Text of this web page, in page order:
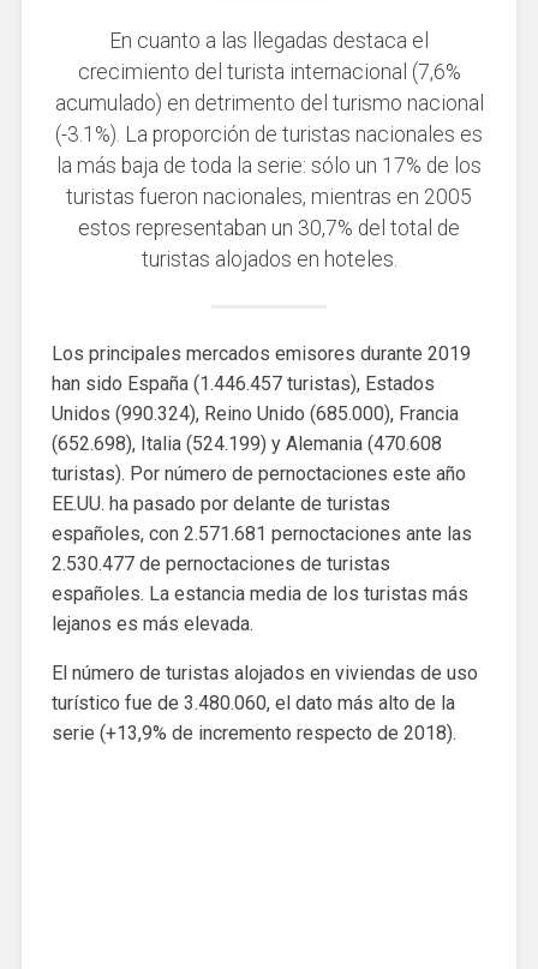
En cuanto a las llegadas destaca el
crecimiento del turista internacional (7,6%
acumulado) en detrimento del turismo nacional
(-3.1%). La proporción de turistas nacionales es
la más baja de toda la serie: sólo un 17% de los
turistas fueron nacionales, mientras en 2005
estos representaban un 30,7% del total de
turistas alojados en hoteles.
Los principales mercados emisores durante 2019
han sido España (1.446.457 turistas), Estados
Unidos (990.324), Reino Unido (685.000), Francia
(652.698), Italia (524.199) y Alemania (470.608
turistas). Por número de pernoctaciones este año
EE.UU. ha pasado por delante de turistas
españoles, con 2.571.681 pernoctaciones ante las
2.530.477 de pernoctaciones de turistas
españoles. La estancia media de los turistas más
lejanos es más elevada.
El número de turistas alojados en viviendas de uso
turístico fue de 3.480.060, el dato más alto de la
serie (+13,9% de incremento respecto de 2018).